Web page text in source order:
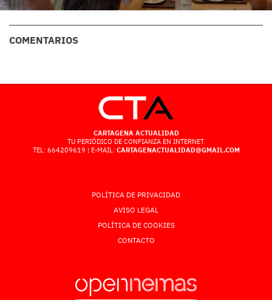
COMENTARIOS
CARTAGENA ACTUALIDAD
TU PERIÓDICO DE CONFIANZA EN INTERNET.
TEL: 664209619 | E-MAIL: CARTAGENACTUALIDAD@GMAIL.COM
POLÍTICA DE PRIVACIDAD
AVISO LEGAL
POLÍTICA DE COOKIES
CONTACTO